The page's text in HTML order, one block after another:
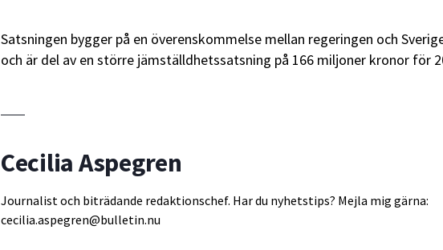
Satsningen bygger på en överenskommelse mellan regeringen och
och är del av en större jämställdhetssatsning på 166 miljoner kronor för
Cecilia Aspegren
Journalist och biträdande redaktionschef. Har du nyhetstips? Mejla mig gärna:
cecilia.aspegren@bulletin.nu